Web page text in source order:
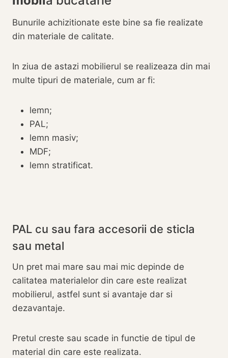
Bunurile achizitionate este bine sa fie realizate
din materiale de calitate.
In ziua de astazi mobilierul se realizeaza din mai
multe tipuri de materiale, cum ar fi:
lemn;
PAL;
lemn masiv;
MDF;
lemn stratificat.
PAL cu sau fara accesorii de sticla
sau metal
Un pret mai mare sau mai mic depinde de
calitatea materialelor din care este realizat
mobilierul, astfel sunt si avantaje dar si
dezavantaje.
Pretul creste sau scade in functie de tipul de
material din care este realizata.